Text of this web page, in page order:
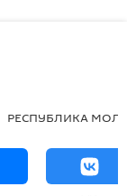
РЕСПУБЛИКА